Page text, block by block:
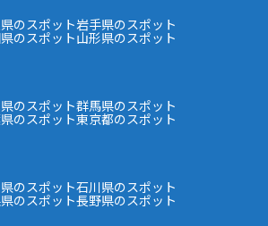
のスポット岩手県のスポット
のスポット山形県のスポット
のスポット群馬県のスポット
のスポット東京都のスポット
のスポット石川県のスポット
のスポット長野県のスポット